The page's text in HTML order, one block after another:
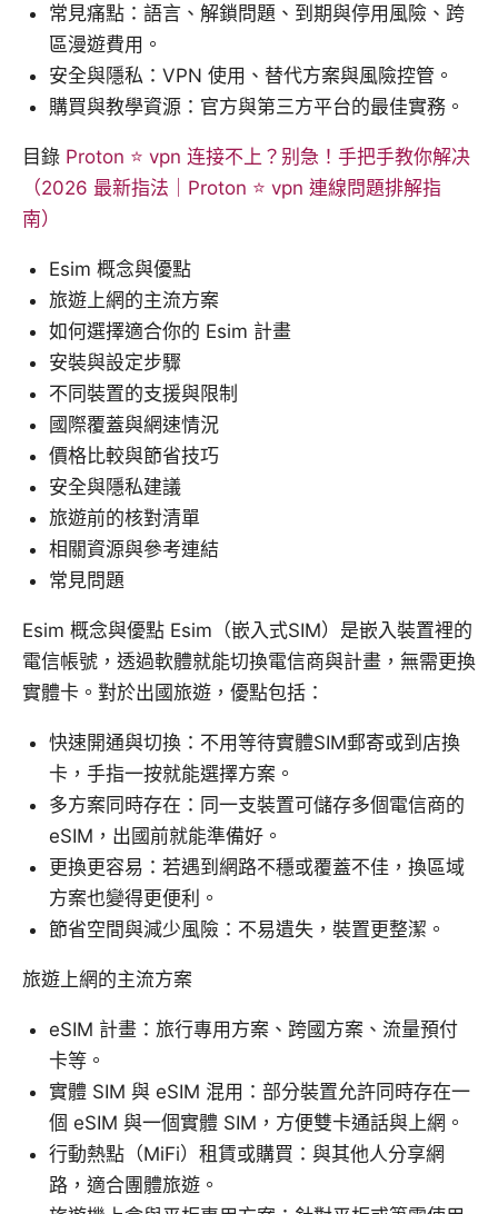
常見痛點：語言、解鎖問題、到期與停用風險、跨
區漫遊費用。
安全與隱私：VPN 使用、替代方案與風險控管。
購買與教學資源：官方與第三方平台的最佳實務。
目錄 Proton ⭐ vpn 连接不上？别急！手把手教你解决
（2026 最新指法｜Proton ⭐ vpn 連線問題排解指
南）
Esim 概念與優點
旅遊上網的主流方案
如何選擇適合你的 Esim 計畫
安裝與設定步驟
不同裝置的支援與限制
國際覆蓋與網速情況
價格比較與節省技巧
安全與隱私建議
旅遊前的核對清單
相關資源與參考連結
常見問題
Esim 概念與優點 Esim（嵌入式SIM）是嵌入裝置裡的
電信帳號，透過軟體就能切換電信商與計畫，無需更換
實體卡。對於出國旅遊，優點包括：
快速開通與切換：不用等待實體SIM郵寄或到店換
卡，手指一按就能選擇方案。
多方案同時存在：同一支裝置可儲存多個電信商的
eSIM，出國前就能準備好。
更換更容易：若遇到網路不穩或覆蓋不佳，換區域
方案也變得更便利。
節省空間與減少風險：不易遺失，裝置更整潔。
旅遊上網的主流方案
eSIM 計畫：旅行專用方案、跨國方案、流量預付
卡等。
實體 SIM 與 eSIM 混用：部分裝置允許同時存在一
個 eSIM 與一個實體 SIM，方便雙卡通話與上網。
行動熱點（MiFi）租賃或購買：與其他人分享網
路，適合團體旅遊。